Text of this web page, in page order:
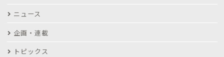
ニュース
企画・連載
トピックス